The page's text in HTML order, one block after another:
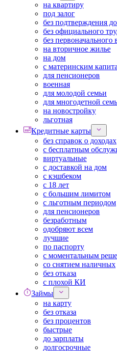
на квартиру
под залог
без подтверждения
без официального
без первоначального
на вторичное жилье
на дом
с материнским
для пенсионеров
военная
для молодой семьи
для многодетной
на новостройку
льготная
Кредитные карты
без справок о доходах
с бесплатным
виртуальные
с доставкой на дом
с кэшбеком
с 18 лет
с большим лимитом
с льготным периодом
для пенсионеров
безработным
одобряют всем
лучшие
по паспорту
с моментальным
со снятием наличных
без отказа
с плохой КИ
Займы
на карту
без отказа
без процентов
быстрые
до зарплаты
долгосрочные